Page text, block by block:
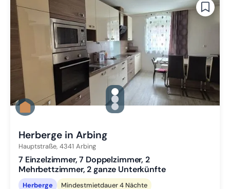
gallery.slide_selector
Zu Slide 1 wechseln
Zu Slide 2 wechseln
Zu Slide 3 wechseln
Herberge in Arbing
Hauptstraße, 4341 Arbing
7 Einzelzimmer, 7 Doppelzimmer, 2
Mehrbettzimmer, 2 ganze Unterkünfte
Herberge Mindestmietdauer 4 Nächte